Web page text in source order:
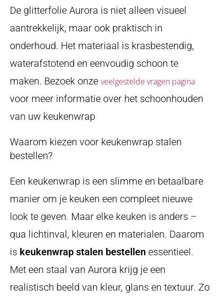
De glitterfolie Aurora is niet alleen visueel
aantrekkelijk, maar ook praktisch in
onderhoud. Het materiaal is krasbestendig,
waterafstotend en eenvoudig schoon te
maken. Bezoek onze veelgestelde vragen pagina
voor meer informatie over het schoonhouden
van uw keukenwrap
Waarom kiezen voor keukenwrap stalen
bestellen?
Een keukenwrap is een slimme en betaalbare
manier om je keuken een compleet nieuwe
look te geven. Maar elke keuken is anders –
qua lichtinval, kleuren en materialen. Daarom
is keukenwrap stalen bestellen essentieel.
Met een staal van Aurora krijg je een
realistisch beeld van kleur, glans en textuur. Zo